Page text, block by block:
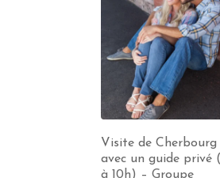
Visite de Cherbourg
avec un guide privé (1
à 10h) – Groupe